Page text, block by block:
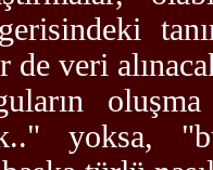
de veri
yoksa,